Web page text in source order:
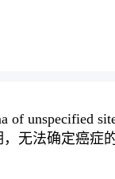
of
，无法确定癌